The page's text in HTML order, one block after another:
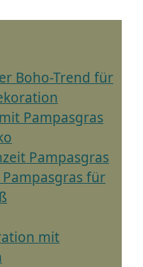
Boho-Trend für
Pampasgras
Pampasgras
für
mit